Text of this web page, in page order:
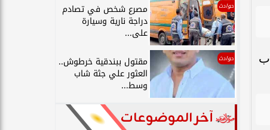
حوادث مصرع شخص في تصادم
دراجة نارية وسيارة
على...
حوادث مقتول ببندقية خرطوش..
العثور علي جثة شاب
وسط...
آخر الموضوعات